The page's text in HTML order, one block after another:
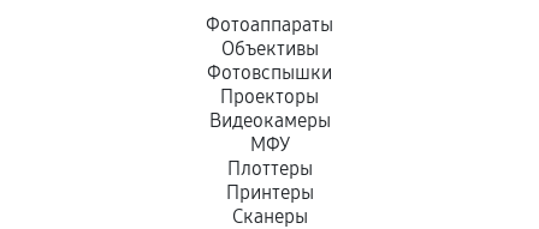
Фотоаппараты
Объективы
Фотовспышки
Проекторы
Видеокамеры
МФУ
Плоттеры
Принтеры
Сканеры